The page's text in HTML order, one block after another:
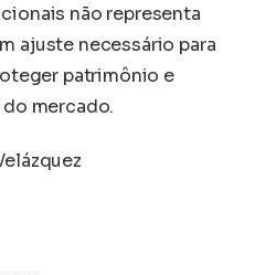
não representa
ajuste necessário para
patrimônio e
mercado.